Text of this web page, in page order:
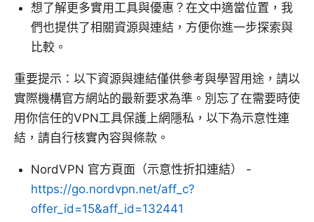
想了解更多實用工具與優惠？在文中適當位置，我
們也提供了相關資源與連結，方便你進一步探索與
比較。
重要提示：以下資源與連結僅供參考與學習用途，請以
實際機構官方網站的最新要求為準。別忘了在需要時使
用你信任的VPN工具保護上網隱私，以下為示意性連
結，請自行核實內容與條款。
NordVPN 官方頁面（示意性折扣連結） -
https://go.nordvpn.net/aff_c?
offer_id=15&aff_id=132441